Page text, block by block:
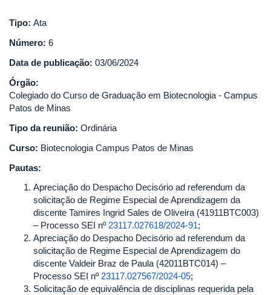
Tipo: Ata
Número: 6
Data de publicação: 03/06/2024
Órgão:
Colegiado do Curso de Graduação em Biotecnologia - Campus
Patos de Minas
Tipo da reunião: Ordinária
Curso: Biotecnologia Campus Patos de Minas
Pautas:
Apreciação do Despacho Decisório ad referendum da
solicitação de Regime Especial de Aprendizagem da
discente Tamires Ingrid Sales de Oliveira (41911BTC003)
– Processo SEI nº 23117.027618/2024-91;
Apreciação do Despacho Decisório ad referendum da
solicitação de Regime Especial de Aprendizagem do
discente Valdeir Braz de Paula (42011BTC014) –
Processo SEI nº 23117.027567/2024-05;
Solicitação de equivalência de disciplinas requerida pela